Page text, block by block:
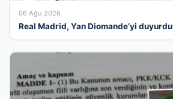
06 Ağu 2026
Real Madrid, Yan Diomande’yi duyurdu